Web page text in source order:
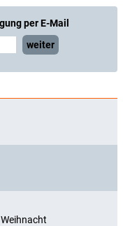
per E-Mail
weiter